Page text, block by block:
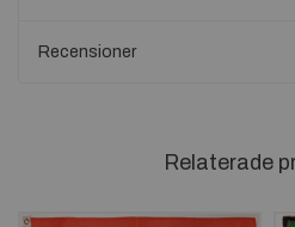
Recensioner
Relaterade